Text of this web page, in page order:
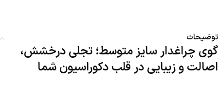
توضیحات
گوی چراغدار سایز متوسط؛ تجلی درخشش،
اصالت و زیبایی در قلب دکوراسیون شما